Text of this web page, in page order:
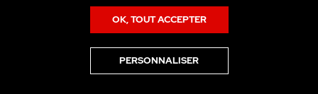
OK, TOUT ACCEPTER
PERSONNALISER
Pour en savoir plus sur notre politique en matière de cookies,consultez